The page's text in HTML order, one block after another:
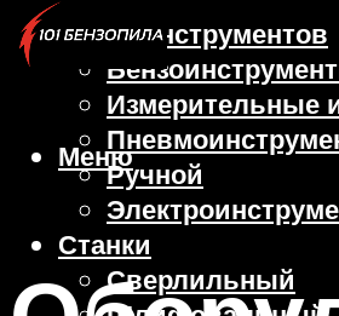
Виды инструментов
Измерительные
Ручной
Станки
Сверлильный
Меню